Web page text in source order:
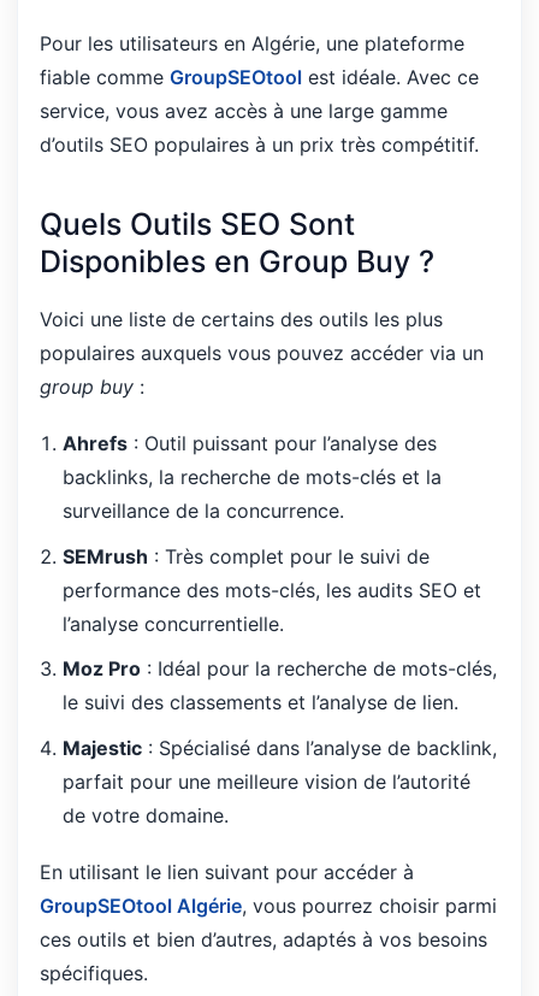
Pour les utilisateurs en Algérie, une plateforme
fiable comme GroupSEOtool est idéale. Avec ce
service, vous avez accès à une large gamme
d’outils SEO populaires à un prix très compétitif.
Quels Outils SEO Sont
Disponibles en Group Buy ?
Voici une liste de certains des outils les plus
populaires auxquels vous pouvez accéder via un
group buy :
Ahrefs : Outil puissant pour l’analyse des
backlinks, la recherche de mots-clés et la
surveillance de la concurrence.
SEMrush : Très complet pour le suivi de
performance des mots-clés, les audits SEO et
l’analyse concurrentielle.
Moz Pro : Idéal pour la recherche de mots-clés,
le suivi des classements et l’analyse de lien.
Majestic : Spécialisé dans l’analyse de backlink,
parfait pour une meilleure vision de l’autorité
de votre domaine.
En utilisant le lien suivant pour accéder à
GroupSEOtool Algérie, vous pourrez choisir parmi
ces outils et bien d’autres, adaptés à vos besoins
spécifiques.